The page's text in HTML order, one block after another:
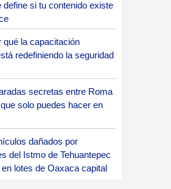
define si tu contenido existe
qué la capacitación
redefiniendo la seguridad
secretas entre Roma
solo puedes hacer en
dañados por
del Istmo de Tehuantepec
lotes de Oaxaca capital